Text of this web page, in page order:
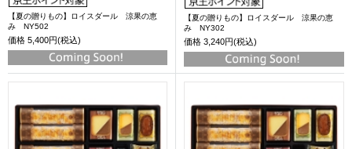
【夏の贈りもの】ロイスダール 涼果の恵
み NY502
価格 5,400円(税込)
【夏の贈りもの】ロイスダール 涼果の恵
み NY302
価格 3,240円(税込)